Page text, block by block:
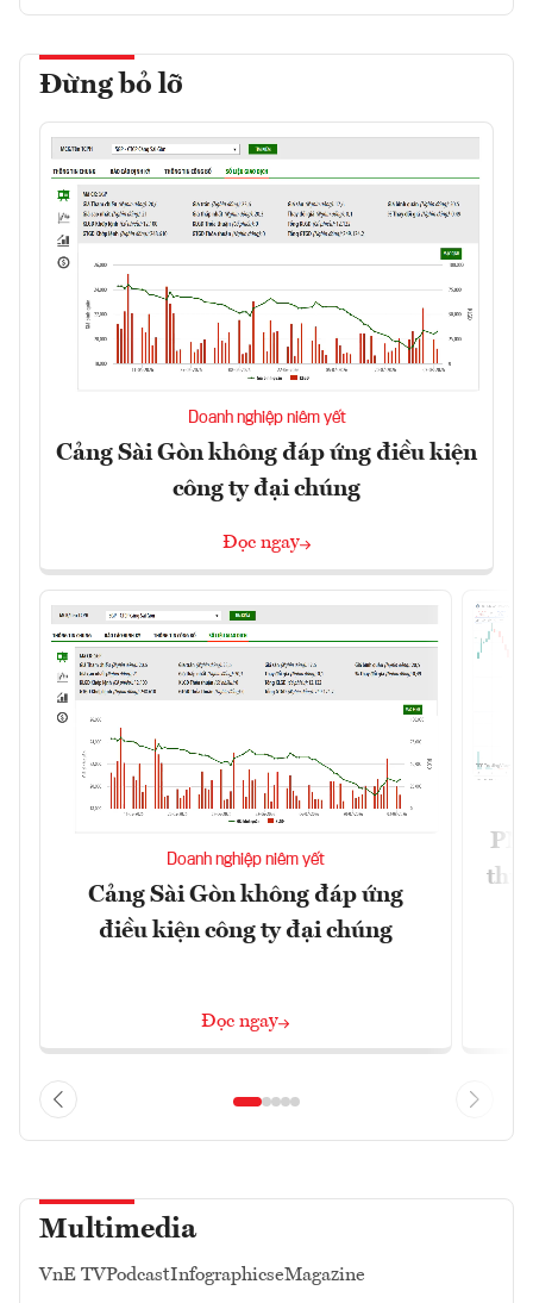
Đừng bỏ lỡ
Doanh nghiệp niêm yết
Cảng Sài Gòn không đáp ứng điều kiện
công ty đại chúng
Đọc ngay
Doanh nghiệp niêm yết
Cảng Sài Gòn không đáp ứng
điều kiện công ty đại chúng
Đọc ngay
Multimedia
VnE TVPodcastInfographicseMagazine